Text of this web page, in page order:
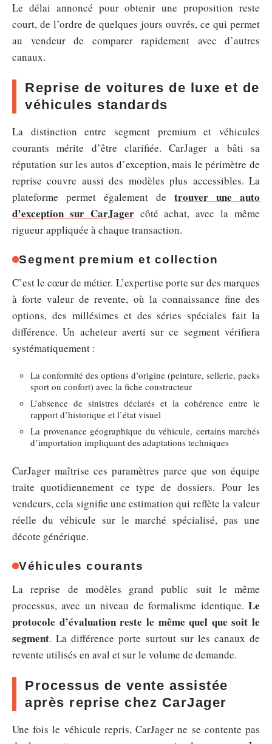
Le délai annoncé pour obtenir une proposition reste
court, de l’ordre de quelques jours ouvrés, ce qui permet
au vendeur de comparer rapidement avec d’autres
canaux.
Reprise de voitures de luxe et de
véhicules standards
La distinction entre segment premium et véhicules
courants mérite d’être clarifiée. CarJager a bâti sa
réputation sur les autos d’exception, mais le périmètre de
reprise couvre aussi des modèles plus accessibles. La
plateforme permet également de trouver une auto
d’exception sur CarJagercôté achat, avec la même
rigueur appliquée à chaque transaction.
Segment premium et collection
C’est le cœur de métier. L’expertise porte sur des marques
à forte valeur de revente, où la connaissance fine des
options, des millésimes et des séries spéciales fait la
différence. Un acheteur averti sur ce segment vérifiera
systématiquement :
La conformité des options d’origine (peinture, sellerie, packs
sport ou confort) avec la fiche constructeur
L’absence de sinistres déclarés et la cohérence entre le
rapport d’historique et l’état visuel
La provenance géographique du véhicule, certains marchés
d’importation impliquant des adaptations techniques
CarJager maîtrise ces paramètres parce que son équipe
traite quotidiennement ce type de dossiers. Pour les
vendeurs, cela signifie une estimation qui reflète la valeur
réelle du véhicule sur le marché spécialisé, pas une
décote générique.
Véhicules courants
La reprise de modèles grand public suit le même
processus, avec un niveau de formalisme identique. Le
protocole d’évaluation reste le même quel que soit le
segment. La différence porte surtout sur les canaux de
revente utilisés en aval et sur le volume de demande.
Processus de vente assistée
après reprise chez CarJager
Une fois le véhicule repris, CarJager ne se contente pas